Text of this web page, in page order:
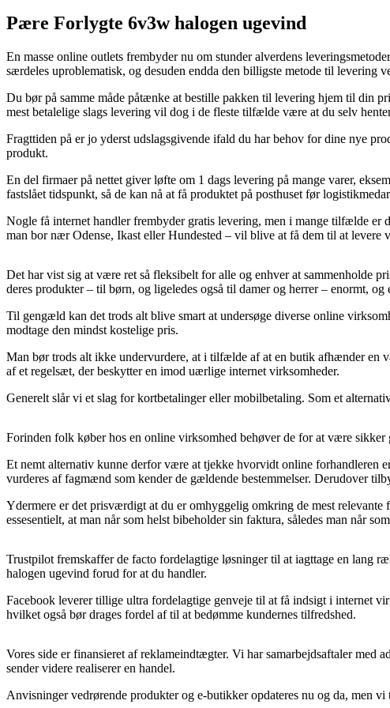
Pære Forlygte 6v3w halogen ugevind
En masse online outlets frembyder nu om stunder alverdens
særdeles uproblematisk, og desuden endda den billigste metode til levering
Du bør på samme måde påtænke at bestille pakken til levering hjem til din
mest betalelige slags levering vil dog i de fleste tilfælde være at du selv
Fragttiden på er jo yderst udslagsgivende ifald du har behov for dine nye
produkt.
En del firmaer på nettet giver løfte om 1 dags levering på mange varer,
fastslået tidspunkt, så de kan nå at få produktet på posthuset før
Nogle få internet handler frembyder gratis levering, men i mange tilfælde er
man bor nær Odense, Ikast eller Hundested – vil blive at få dem til at levere
Det har vist sig at være ret så fleksibelt for alle og enhver at sammenholde
deres produkter – til børn, og ligeledes også til damer og herrer – enormt,
Til gengæld kan det trods alt blive smart at undersøge diverse online
modtage den mindst kostelige pris.
Man bør trods alt ikke undervurdere, at i tilfælde af at en butik afhænder en
af et regelsæt, der beskytter en imod uærlige internet virksomheder.
Generelt slår vi et slag for kortbetalinger eller mobilbetaling. Som et
Forinden folk køber hos en online virksomhed behøver de for at være sikker
Et nemt alternativ kunne derfor være at tjekke hvorvidt online forhandleren
vurderes af fagmænd som kender de gældende bestemmelser. Derudover
Ydermere er det prisværdigt at du er omhyggelig omkring de mest
essesentielt, at man når som helst bibeholder sin faktura, således man når
Trustpilot fremskaffer de facto fordelagtige løsninger til at iagttage en lang
halogen ugevind forud for at du handler.
Facebook leverer tillige ultra fordelagtige genveje til at få indsigt i internet
hvilket også bør drages fordel af til at bedømme kundernes tilfredshed.
Vores side er finansieret af reklameindtægter. Vi har samarbejdsaftaler med
sender videre realiserer en handel.
Anvisninger vedrørende produkter og e-butikker opdateres nu og da, men